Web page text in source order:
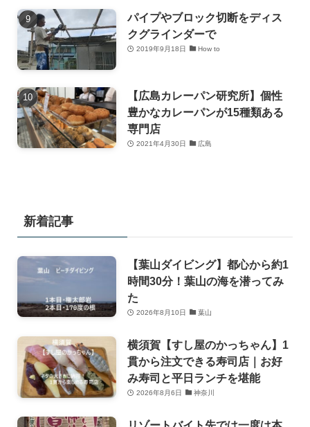
パイプやブロック切断をディス
クグラインダーで
2019年9月18日 How to
【広島カレーパン研究所】個性
豊かなカレーパンが15種類ある
専門店
2021年4月30日 広島
新着記事
【葉山ダイビング】都心から約1
時間30分！葉山の海を潜ってみ
た
2026年8月10日 葉山
横須賀【すし屋のかっちゃん】1
貫から注文できる寿司店｜お好
み寿司と平日ランチを堪能
2026年8月6日 神奈川